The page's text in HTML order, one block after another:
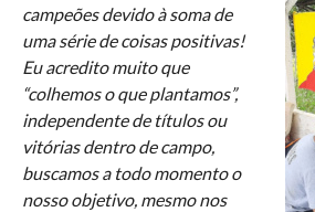
campeões devido à soma de
uma série de coisas positivas!
Eu acredito muito que
“colhemos o que plantamos”,
independente de títulos ou
vitórias dentro de campo,
buscamos a todo momento o
nosso objetivo, mesmo nos